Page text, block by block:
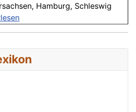
Hamburg, Schleswig